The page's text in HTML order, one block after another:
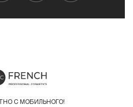
С МОБИЛЬНОГО!